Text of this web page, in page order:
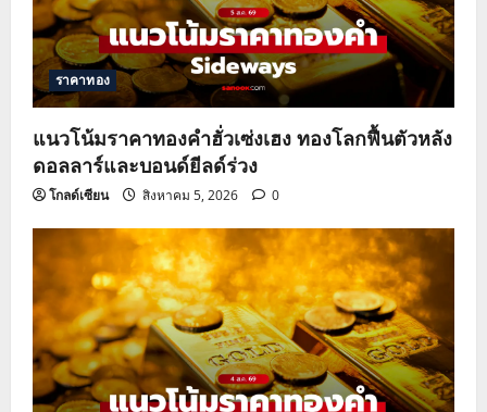
ราคาทอง
แนวโน้มราคาทองคำฮั่วเซ่งเฮง ทองโลกฟื้นตัวหลัง
ดอลลาร์และบอนด์ยีลด์ร่วง
โกลด์เซียน สิงหาคม 5, 2026 0